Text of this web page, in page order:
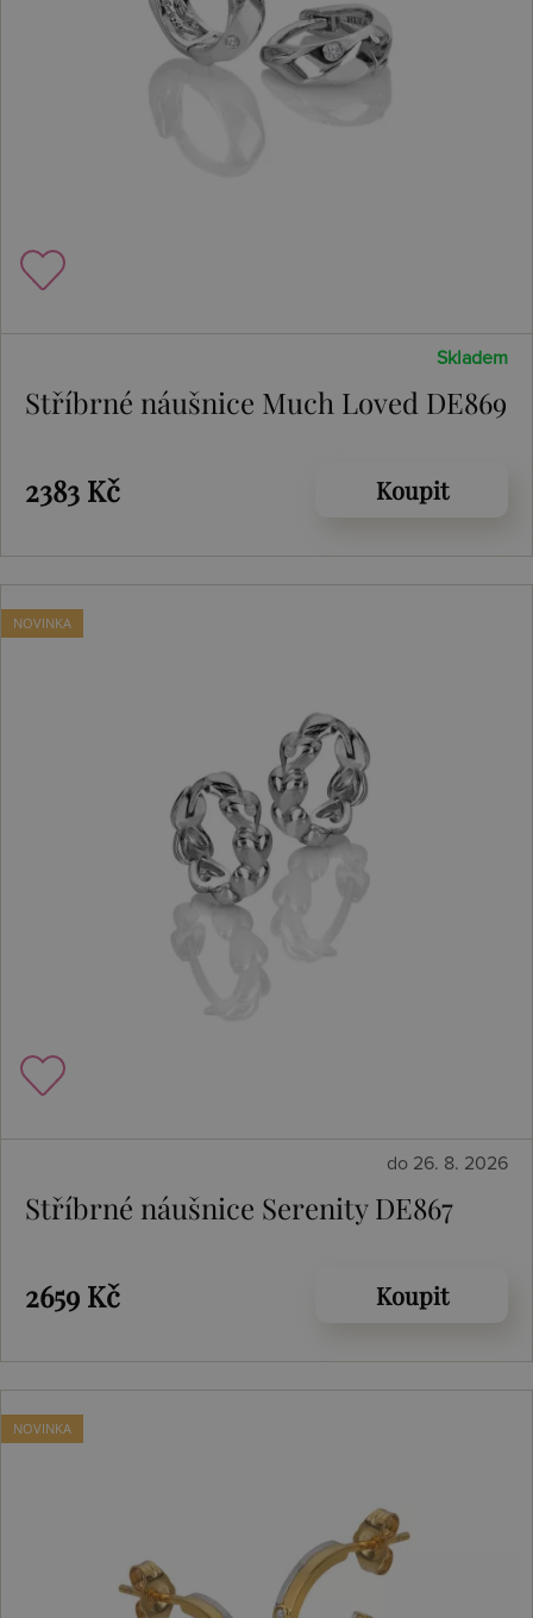
Skladem
Stříbrné náušnice Much Loved DE869
2383 Kč Koupit
NOVINKA
do 26. 8. 2026
Stříbrné náušnice Serenity DE867
2659 Kč Koupit
NOVINKA